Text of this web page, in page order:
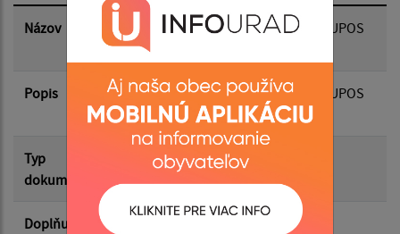
Dátum zverejnenia do:
Filtrovať Reset
Názov
Oznámenie o dobrovoľnej dražbe DUPOS
dražobná, spol. s r.o.
Popis
Oznámenie o dobrovoľnej dražbe DUPOS
dražobná, spol. s r.o.
Typ
dokumentu
Rôzne
Doplňujúce